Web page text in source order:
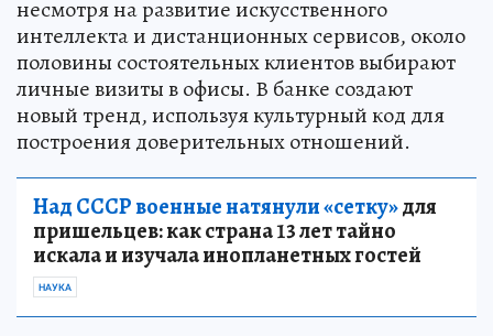
несмотря на развитие искусственного
интеллекта и дистанционных сервисов, около
половины состоятельных клиентов выбирают
личные визиты в офисы. В банке создают
новый тренд, используя культурный код для
построения доверительных отношений.
Над СССР военные натянули «сетку»для
пришельцев: как страна 13 лет тайно
искала и изучала инопланетных гостей
НАУКА